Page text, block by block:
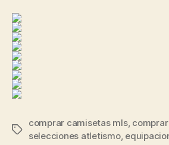
Etiquetas
comprar camisetas mls,
selecciones atletismo,